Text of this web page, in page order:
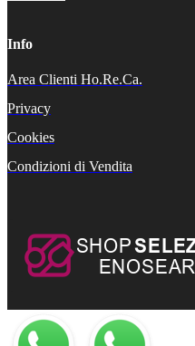
Info
Area Clienti Ho.Re.Ca.
Privacy
Cookies
Condizioni di Vendita